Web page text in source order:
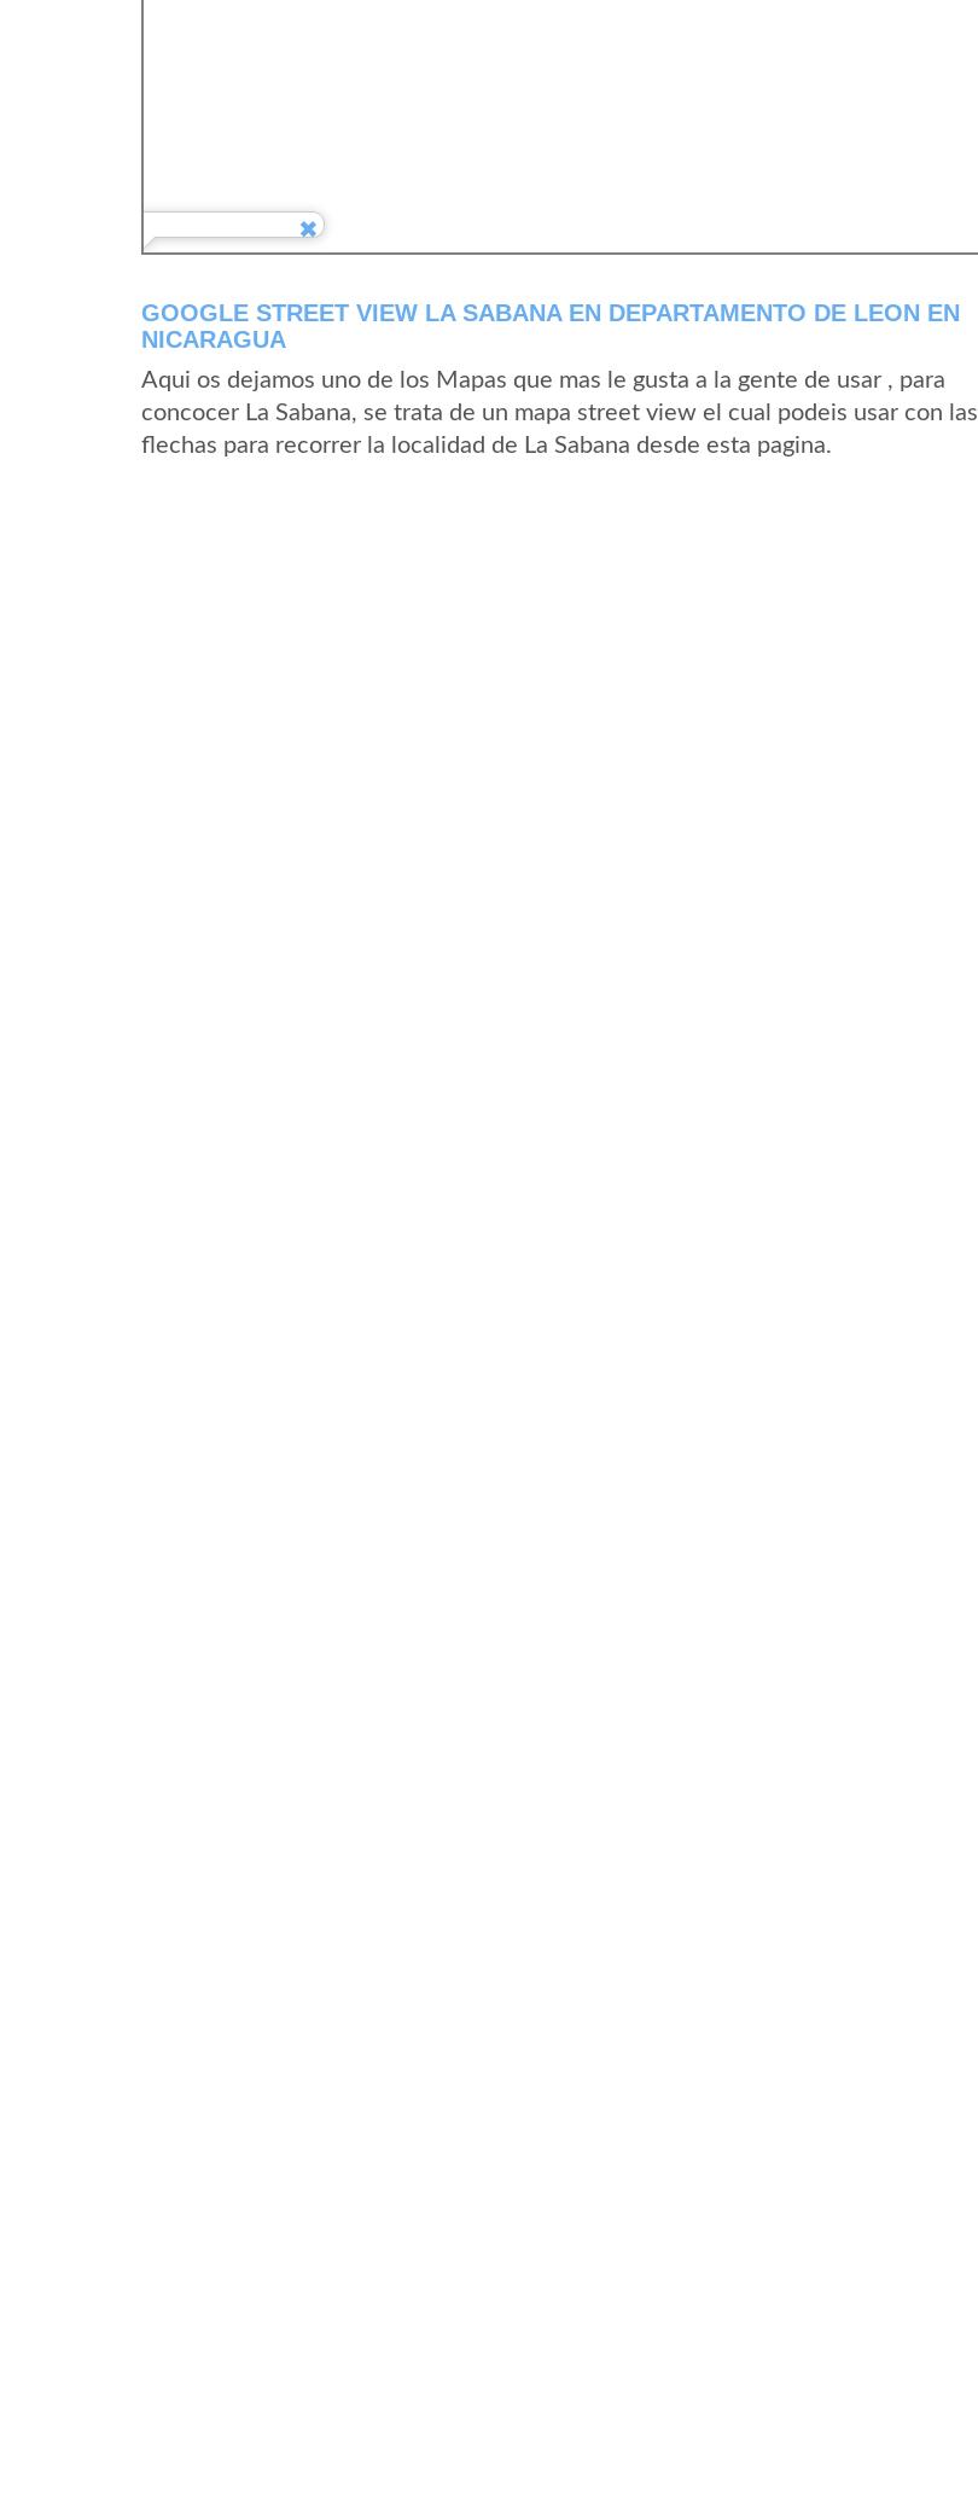
GOOGLE STREET VIEW LA SABANA EN DEPARTAMENTO DE LEON EN
NICARAGUA
Aqui os dejamos uno de los Mapas que mas le gusta a la gente de usar , para
concocer La Sabana, se trata de un mapa street view el cual podeis usar con las
flechas para recorrer la localidad de La Sabana desde esta pagina.